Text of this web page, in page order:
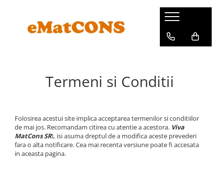
Termeni si Conditii
Folosirea acestui site implica acceptarea termenilor si conditiilor
de mai jos. Recomandam citirea cu atentie a acestora. Viva
MatCons SRL isi asuma dreptul de a modifica aceste prevederi
fara o alta notificare. Cea mai recenta versiune poate fi accesata
in aceasta pagina.